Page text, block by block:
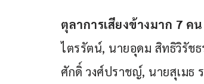
ตุลาการเสียงข้างมาก 7 คน
ไตรรัตน์, นายอุดม สิทธิวิรัช
ศักดิ์ วงศ์ปราชญ์, นายสุเมธ